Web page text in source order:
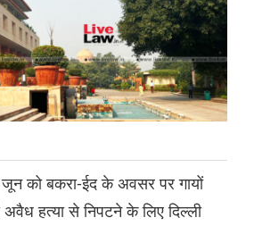
को बकरा-ईद के अवसर पर गायों
हत्या से निपटने के लिए दिल्ली